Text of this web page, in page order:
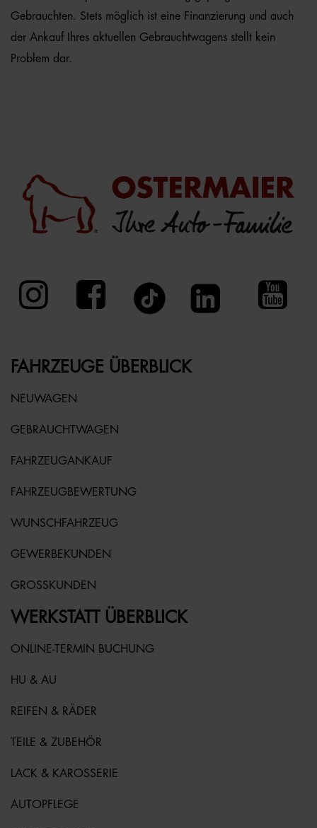
Gebrauchten. Stets möglich ist eine Finanzierung und auch
der Ankauf Ihres aktuellen Gebrauchtwagens stellt kein
Problem dar.
FAHRZEUGE ÜBERBLICK
NEUWAGEN
GEBRAUCHTWAGEN
FAHRZEUGANKAUF
FAHRZEUGBEWERTUNG
WUNSCHFAHRZEUG
GEWERBEKUNDEN
GROSSKUNDEN
WERKSTATT ÜBERBLICK
ONLINE-TERMIN BUCHUNG
HU & AU
REIFEN & RÄDER
TEILE & ZUBEHÖR
LACK & KAROSSERIE
AUTOPFLEGE